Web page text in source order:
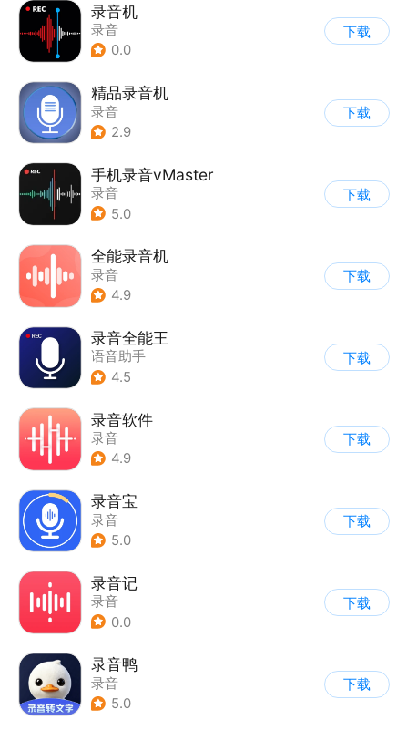
录音机
录音
0.0
下载
精品录音机
录音
2.9
下载
手机录音vMaster
录音
5.0
下载
全能录音机
录音
4.9
下载
录音全能王
语音助手
4.5
下载
录音软件
录音
4.9
下载
录音宝
录音
5.0
下载
录音记
录音
0.0
下载
录音鸭
录音
5.0
下载